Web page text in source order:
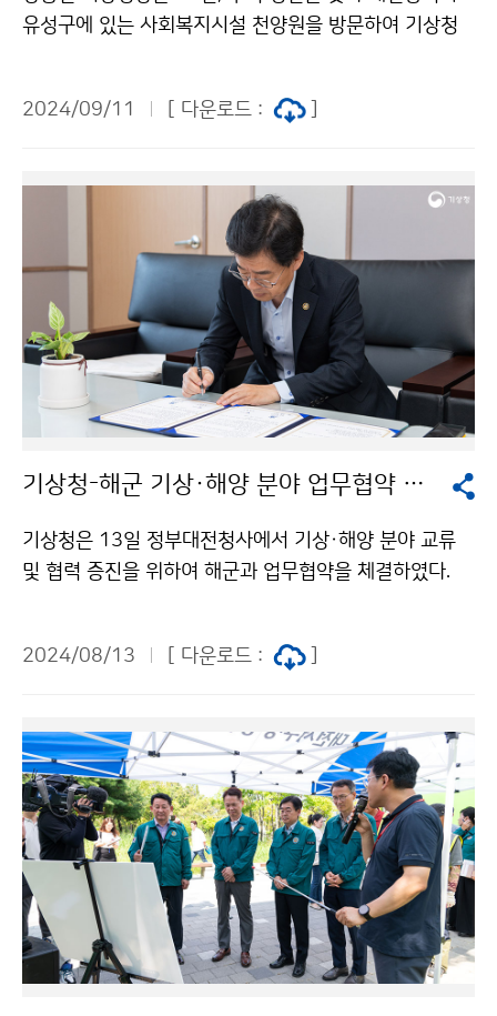
유성구에 있는 사회복지시설 천양원을 방문하여 기상청
2024/09/11
[ 다운로드 :
기상청-해군 기상·해양 분야 업무협약 체결
기상청은 13일 정부대전청사에서 기상·해양 분야 교류
및 협력 증진을 위하여 해군과 업무협약을 체결하였다.
2024/08/13 [ 다운로드 :